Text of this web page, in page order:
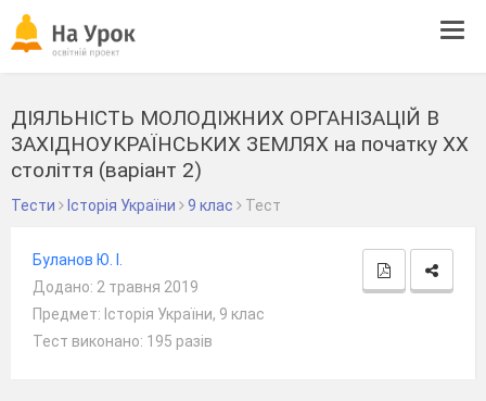
ДІЯЛЬНІСТЬ МОЛОДІЖНИХ ОРГАНІЗАЦІЙ В
ЗАХІДНОУКРАЇНСЬКИХ ЗЕМЛЯХ на початку ХХ
століття (варіант 2)
Тести Історія України 9 клас Тест
Буланов Ю. І.
Додано: 2 травня 2019
Предмет: Історія України, 9 клас
Тест виконано: 195 разів